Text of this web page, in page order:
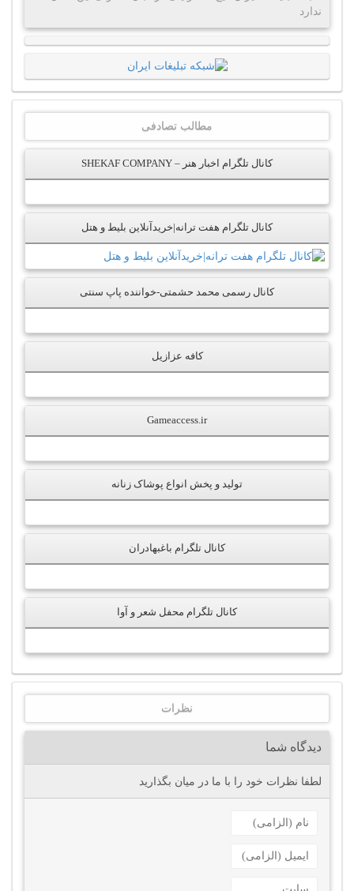
ندارد
مطالب تصادفی
کانال تلگرام اخبار هنر – SHEKAF COMPANY
کانال تلگرام هفت ترانه|خریدآنلاین بلیط و هتل
کانال رسمی محمد حشمتی-خواننده پاپ سنتی
کافه عزازیل
Gameaccess.ir
تولید و پخش انواع پوشاک زنانه
کانال تلگرام باغبهادران
کانال تلگرام محفل شعر و آوا
نظرات
دیدگاه شما
لطفا نظرات خود را با ما در میان بگذارید